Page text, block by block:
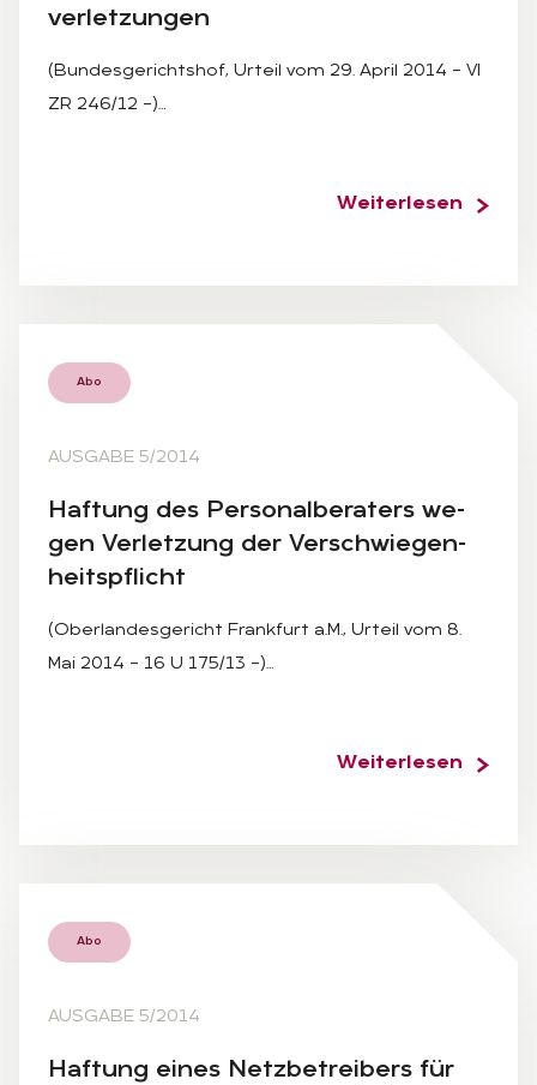
ver­let­zun­gen
(Bundesgerichtshof, Urteil vom 29. April 2014 – VI
ZR 246/12 –)…
Weiterlesen
Abo
AUSGABE 5/2014
Haf­tung des Per­so­nal­be­ra­ters we­
gen Ver­let­zung der Ver­schwie­gen­
heits­pflicht
(Oberlandesgericht Frankfurt a.M., Urteil vom 8.
Mai 2014 – 16 U 175/13 –)…
Weiterlesen
Abo
AUSGABE 5/2014
Haf­tung ei­nes Netz­be­trei­bers für